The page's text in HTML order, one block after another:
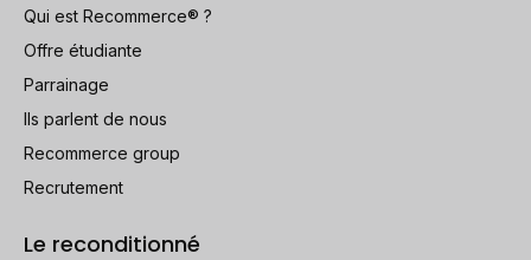
Qui est Recommerce® ?
Offre étudiante
Parrainage
Ils parlent de nous
Recommerce group
Recrutement
Le reconditionné